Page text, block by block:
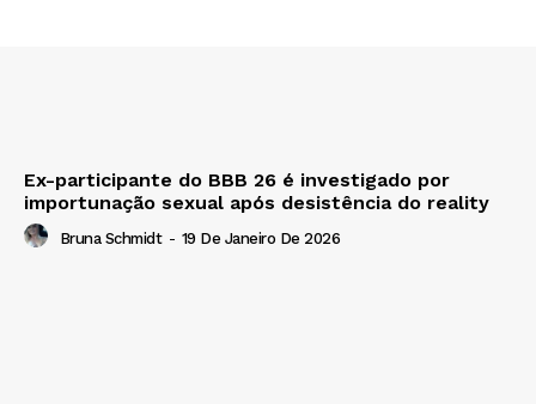
Ex-participante do BBB 26 é investigado por
importunação sexual após desistência do reality
Bruna Schmidt - 19 De Janeiro De 2026